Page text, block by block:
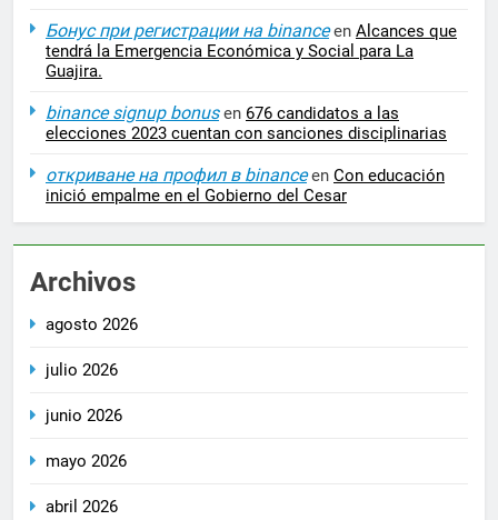
Бонус при регистрации на binanceen Alcances que
tendrá la Emergencia Económica y Social para La
Guajira.
binance signup bonusen 676 candidatos a las
elecciones 2023 cuentan con sanciones disciplinarias
откриване на профил в binanceen Con educación
inició empalme en el Gobierno del Cesar
Archivos
agosto 2026
julio 2026
junio 2026
mayo 2026
abril 2026